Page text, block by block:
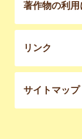
著作物の利用
リンク
サイトマップ